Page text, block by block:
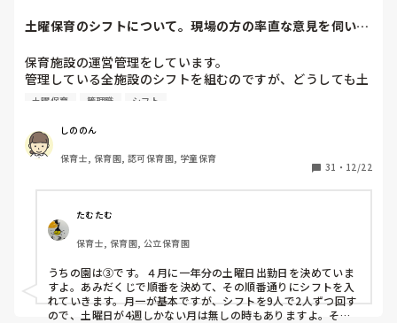
土曜保育のシフトについて。現場の方の率直な意見を伺いた
保育施設の運営管理をしています。
管理している全施設のシフトを組むのですが、どうしても土
曜保育だけは入れる方が少なく、いつも苦労しています。
て入職しているはずですが、いざ勤務が始まると一日も土曜
出勤が出来ない方ばかりです。
①土曜日の希望休は2日まで、と制限をかける
②毎月、必ず土曜保育に入ることのできる日を1日だけピッ
クアップしてもらう
③仮シフトが出た時、土曜出勤が難しければ自身で代わりの
人を交渉して見つけてもらう
上記のいずれかの対策を取り入れることを考えています。
土曜保育 管理職 シフト
しののん
保育士, 保育園, 認可保育園, 学童保育
31 ・ 12/22
たむたむ
保育士, 保育園, 公立保育園
うちの園は③です。４月に一年分の土曜日出勤日を決めていま
すよ。あみだくじで順番を決めて、その順番通りにシフトを入
れていきます。月一が基本ですが、シフトを9人で2人ずつ回す
ので、土曜日が4週しかない月は無しの時もありますよ。その